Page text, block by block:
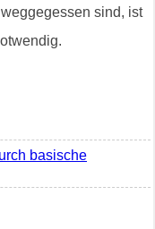
sind, ist
basische